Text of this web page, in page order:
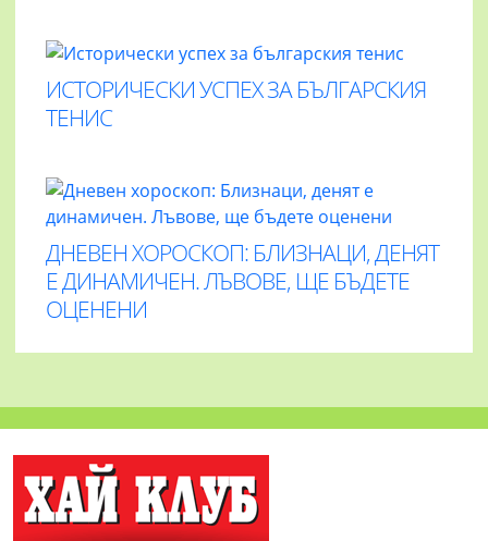
ИСТОРИЧЕСКИ УСПЕХ ЗА БЪЛГАРСКИЯ
ТЕНИС
ДНЕВЕН ХОРОСКОП: БЛИЗНАЦИ, ДЕНЯТ
Е ДИНАМИЧЕН. ЛЪВОВЕ, ЩЕ БЪДЕТЕ
ОЦЕНЕНИ